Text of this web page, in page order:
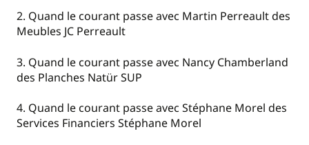
2. Quand le courant passe avec Martin Perreault des
Meubles JC Perreault
3. Quand le courant passe avec Nancy Chamberland
des Planches Natür SUP
4. Quand le courant passe avec Stéphane Morel des
Services Financiers Stéphane Morel